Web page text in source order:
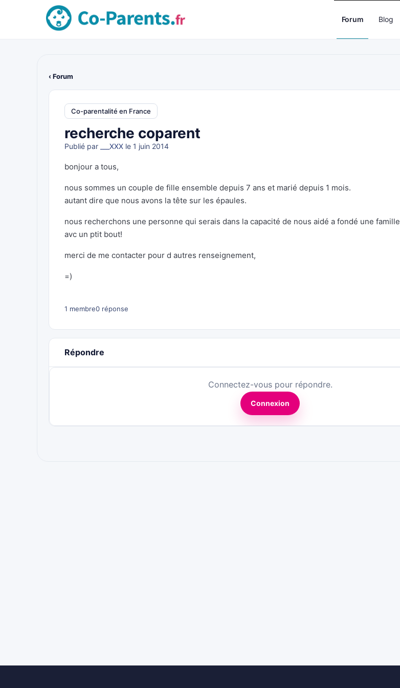
Forum Blog
‹ Forum
Co-parentalité en France
recherche coparent
Publié par ___XXX le 1 juin 2014
bonjour a tous,
nous sommes un couple de fille ensemble depuis 7 ans et marié depuis 1 mois.
autant dire que nous avons la tête sur les épaules.
nous recherchons une personne qui serais dans la capacité de nous aidé a fondé une famille
avc un ptit bout!
merci de me contacter pour d autres renseignement,
=)
1 membre0 réponse
Répondre
Connectez-vous pour répondre.
Connexion